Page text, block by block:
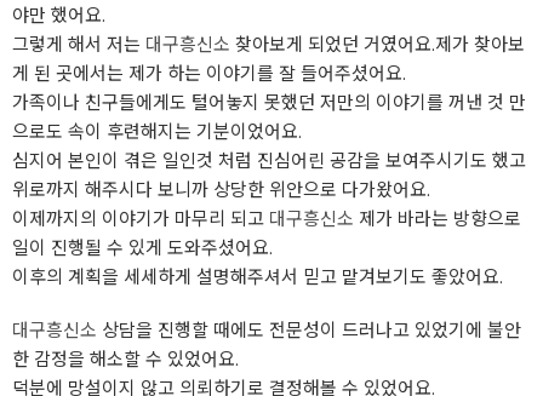
야만 했어요.
그렇게 해서 저는 대구흥신소 찾아보게 되었던 거였어요.제가 찾아보
게 된 곳에서는 제가 하는 이야기를 잘 들어주셨어요.
가족이나 친구들에게도 털어놓지 못했던 저만의 이야기를 꺼낸 것 만
으로도 속이 후련해지는 기분이었어요.
심지어 본인이 겪은 일인것 처럼 진심어린 공감을 보여주시기도 했고
위로까지 해주시다 보니까 상당한 위안으로 다가왔어요.
이제까지의 이야기가 마무리 되고 대구흥신소 제가 바라는 방향으로
일이 진행될 수 있게 도와주셨어요.
이후의 계획을 세세하게 설명해주셔서 믿고 맡겨보기도 좋았어요.
대구흥신소 상담을 진행할 때에도 전문성이 드러나고 있었기에 불안
한 감정을 해소할 수 있었어요.
덕분에 망설이지 않고 의뢰하기로 결정해볼 수 있었어요.